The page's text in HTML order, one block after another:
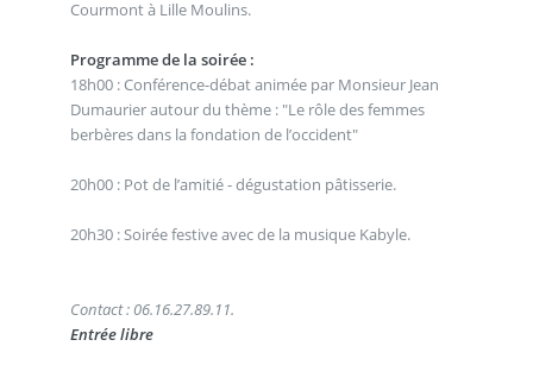
Courmont à Lille Moulins.
Programme de la soirée :
18h00 : Conférence-débat animée par Monsieur Jean
Dumaurier autour du thème : "Le rôle des femmes
berbères dans la fondation de l’occident"
20h00 : Pot de l’amitié - dégustation pâtisserie.
20h30 : Soirée festive avec de la musique Kabyle.
Contact : 06.16.27.89.11.
Entrée libre